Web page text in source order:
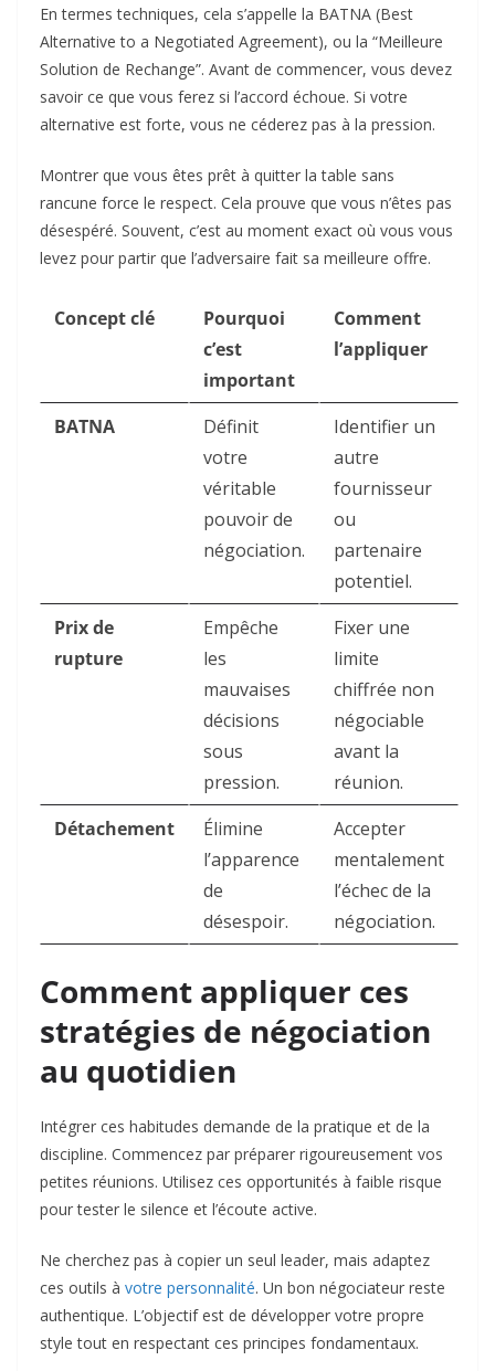
En termes techniques, cela s’appelle la BATNA (Best
Alternative to a Negotiated Agreement), ou la “Meilleure
Solution de Rechange”. Avant de commencer, vous devez
savoir ce que vous ferez si l’accord échoue. Si votre
alternative est forte, vous ne céderez pas à la pression.
Montrer que vous êtes prêt à quitter la table sans
rancune force le respect. Cela prouve que vous n’êtes pas
désespéré. Souvent, c’est au moment exact où vous vous
levez pour partir que l’adversaire fait sa meilleure offre.
Concept clé
Pourquoi
c’est
important
Comment
l’appliquer
BATNA
Définit
votre
véritable
pouvoir de
négociation.
Identifier un
autre
fournisseur
ou
partenaire
potentiel.
Prix de
rupture
Empêche
les
mauvaises
décisions
sous
pression.
Fixer une
limite
chiffrée non
négociable
avant la
réunion.
Détachement
Élimine
l’apparence
de
désespoir.
Accepter
mentalement
l’échec de la
négociation.
Comment appliquer ces
stratégies de négociation
au quotidien
Intégrer ces habitudes demande de la pratique et de la
discipline. Commencez par préparer rigoureusement vos
petites réunions. Utilisez ces opportunités à faible risque
pour tester le silence et l’écoute active.
Ne cherchez pas à copier un seul leader, mais adaptez
ces outils à votre personnalité. Un bon négociateur reste
authentique. L’objectif est de développer votre propre
style tout en respectant ces principes fondamentaux.